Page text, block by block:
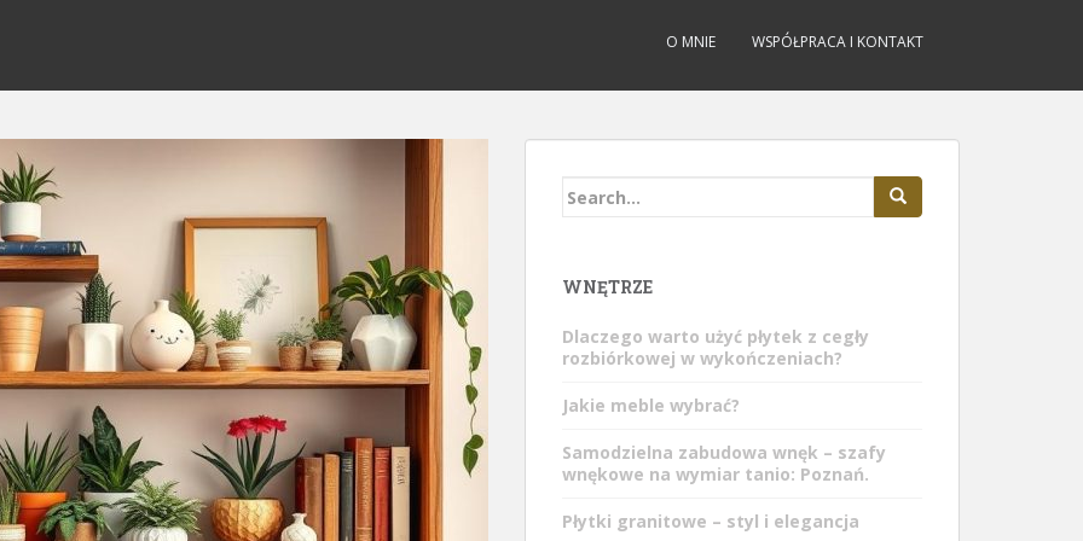
O MNIE WSPÓŁPRACA I KONTAKT
Search
WNĘTRZE
Dlaczego warto użyć płytek z cegły
rozbiórkowej w wykończeniach?
Jakie meble wybrać?
Samodzielna zabudowa wnęk – szafy
wnękowe na wymiar tanio: Poznań.
Płytki granitowe – styl i elegancja